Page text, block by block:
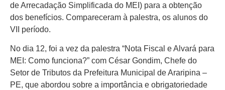
de Arrecadação Simplificada do MEI) para a obtenção
dos benefícios. Compareceram à palestra, os alunos do
VII período.
No dia 12, foi a vez da palestra “Nota Fiscal e Alvará para
MEI: Como funciona?” com César Gondim, Chefe do
Setor de Tributos da Prefeitura Municipal de Araripina –
PE, que abordou sobre a importância e obrigatoriedade